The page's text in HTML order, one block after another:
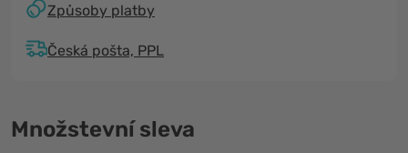
Způsoby platby
Česká pošta, PPL
Množstevní sleva